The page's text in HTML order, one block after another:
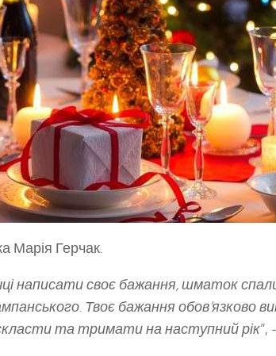
Марія Герчак.
написати своє бажання, шматок
Твоє бажання обов’язково
та тримати на наступний рік“,